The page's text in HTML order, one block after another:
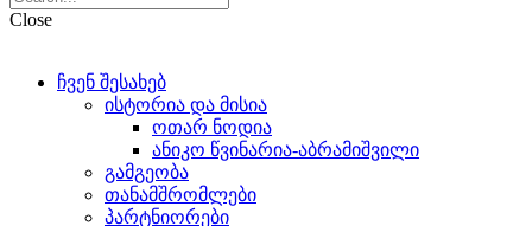
Close
ჩვენ შესახებ
ისტორია და მისია
ოთარ ნოდია
ანიკო წვინარია-აბრამიშვილი
გამგეობა
თანამშრომლები
პარტნიორები